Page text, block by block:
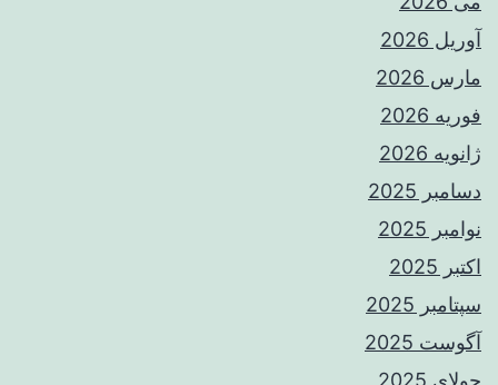
آوریل 2026
مارس 2026
فوریه 2026
ژانویه 2026
دسامبر 2025
نوامبر 2025
اکتبر 2025
سپتامبر 2025
آگوست 2025
جولای 2025